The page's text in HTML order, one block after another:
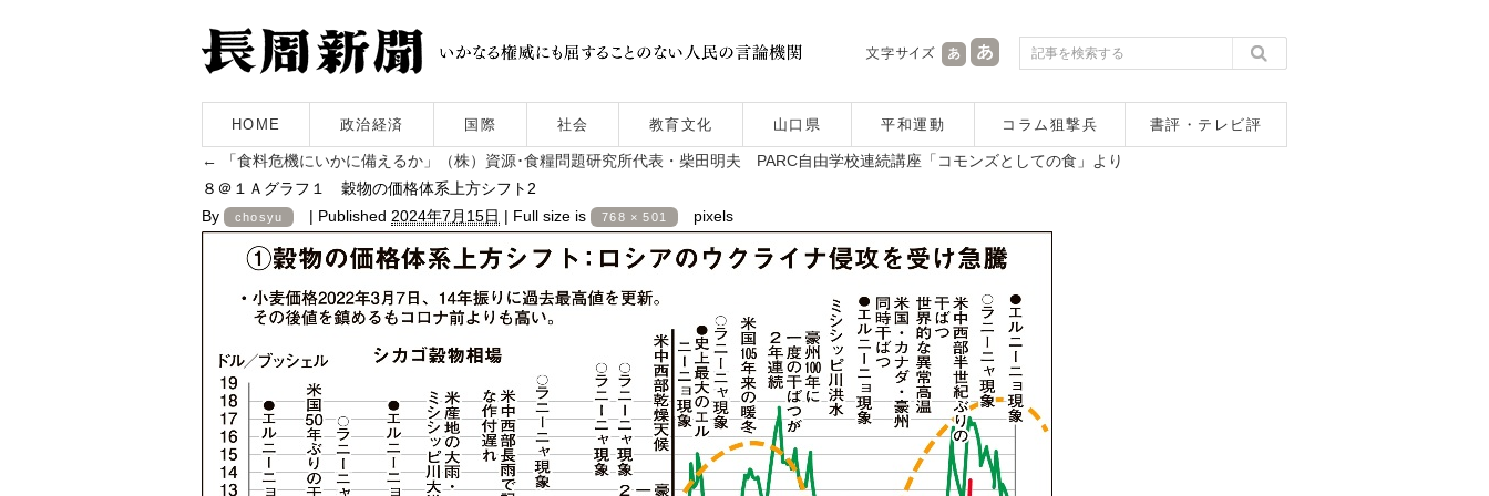
HOME 政治経済 国際 社会 教育文化 山口県 平和運動 コラム狙撃兵 書評・テレビ評
←
「食料危機にいかに備えるか」（株）資源･食糧問題研究所代表・柴田明夫 PARC自由学校連続講座「コモンズとしての食」より
８＠１Ａグラフ１ 穀物の価格体系上方シフト2
By
chosyu | Published 2024年7月15日 | Full size is 768 × 501 pixels